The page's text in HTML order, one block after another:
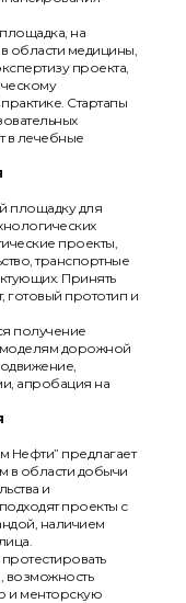
на
области медицины,
проекта,
Стартапы
в лечебные
площадку для
проекты,
транспортные
Принять
готовый прототип и
получение
моделям дорожной
апробация на
Нефти” предлагает
в области добычи
и
проекты с
наличием
возможность
и менторскую